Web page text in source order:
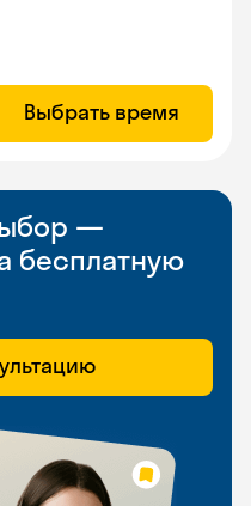
Выбрать время
—
бесплатную